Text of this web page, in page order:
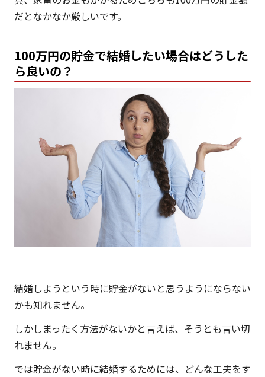
だとなかなか厳しいです。
100万円の貯金で結婚したい場合はどうした
ら良いの？
結婚しようという時に貯金がないと思うようにならない
かも知れません。
しかしまったく方法がないかと言えば、そうとも言い切
れません。
では貯金がない時に結婚するためには、どんな工夫をす